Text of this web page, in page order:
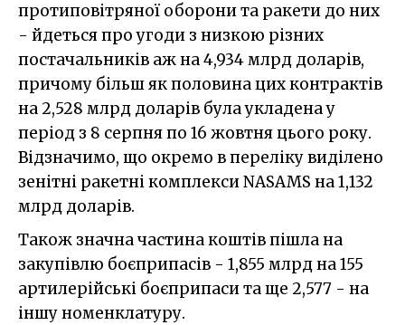
протиповітряної оборони та ракети до них
- йдеться про угоди з низкою різних
постачальників аж на 4,934 млрд доларів,
причому більш як половина цих контрактів
на 2,528 млрд доларів була укладена у
період з 8 серпня по 16 жовтня цього року.
Відзначимо, що окремо в переліку виділено
зенітні ракетні комплекси NASAMS на 1,132
млрд доларів.
Також значна частина коштів пішла на
закупівлю боєприпасів - 1,855 млрд на 155
артилерійські боєприпаси та ще 2,577 - на
іншу номенклатуру.